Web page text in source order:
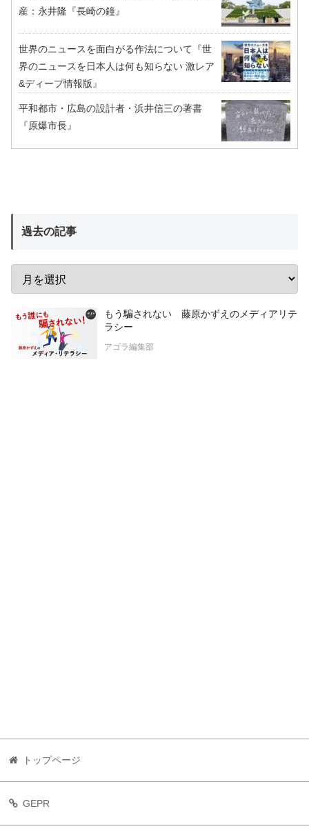
産：永井隆『長崎の鐘』
世界のニュースを面白がる作法について『世
界のニュースを日本人は何も知らない 激レア
&ディープ情報版』
平和都市・広島の設計者・浜井信三の著書
『原爆市長』
過去の記事
もう騙されない 藤原かずえのメディアリテ
ラシー
アゴラ編集部
トップページ
GEPR